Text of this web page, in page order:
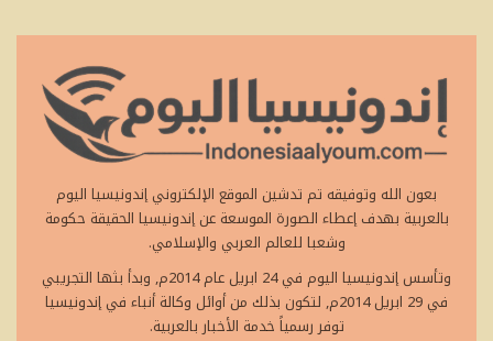
بعون الله وتوفيقه تم تدشين الموقع الإلكتروني إندونيسيا اليوم
بالعربية بهدف إعطاء الصورة الموسعة عن إندونيسيا الحقيقة حكومة
وشعبا للعالم العربي والإسلامي.
وتأسس إندونيسيا اليوم في 24 ابريل عام 2014م, وبدأ بثها التجريبي
في 29 ابريل 2014م, لتكون بذلك من أوائل وكالة أنباء في إندونيسيا
توفر رسمياً خدمة الأخبار بالعربية.